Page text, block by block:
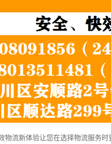
流新体验让您在选择物流服务时